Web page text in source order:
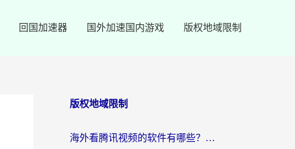
回国加速器 国外加速国内游戏 版权地域限制
版权地域限制
海外看腾讯视频的软件有哪些？2026实测有效，留学生都在用的回国加速器指南